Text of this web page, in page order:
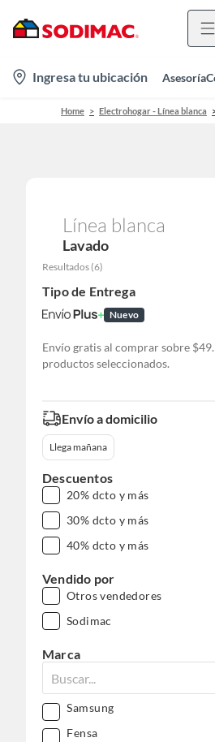
location-
icon
Ingresa tu ubicación Asesoría
Home Electrohogar - Línea blanca
Línea blanca
Lavado
Resultados (6)
Tipo de Entrega
Nuevo
Envío gratis al comprar sobre
productos seleccionados.
Envío a domicilio
Llega mañana
Descuentos
20% dcto y más
30% dcto y más
40% dcto y más
Vendido por
Otros vendedores
Sodimac
Marca
Samsung
Fensa